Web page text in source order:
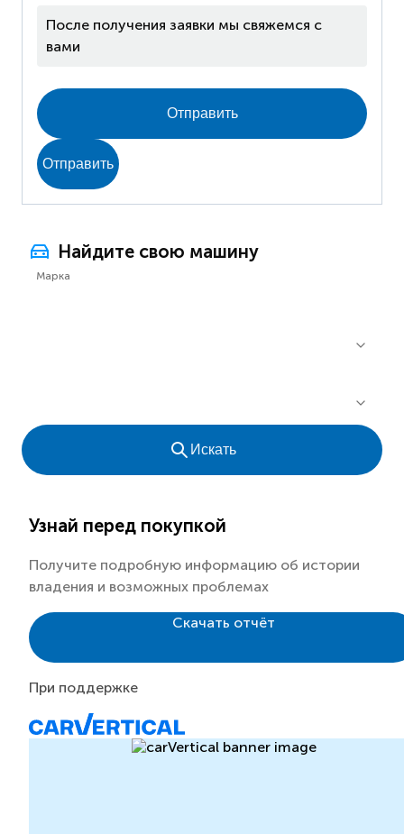
После получения заявки мы свяжемся с
вами
Отправить
Отправить
Найдите свою машину
Марка
Искать
Узнай перед покупкой
Получите подробную информацию об истории
владения и возможных проблемах
Скачать отчёт
При поддержке